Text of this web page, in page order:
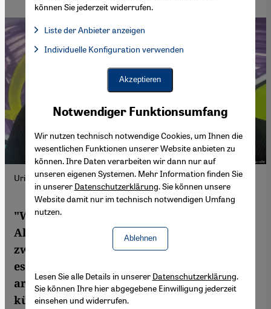
Uriya Rosenman und Sameh Zakout sind "Dugri".
"Wir haben genug von Hass und Gewalt":
Als im Mai letzten Jahres die Situation
zwischen der Hamas und Israel wieder
eskalierte, suchten ein jüdischer und ein
arabischer Israeli nach einer
künstlerischen und aufrüttelnden Antwort.
Notwendiger Funktionsumfang
Wir nutzen technisch notwendige Cookies, um Ihnen die
wesentlichen Funktionen unserer Website anbieten zu
können. Ihre Daten verarbeiten wir dann nur auf
unseren eigenen Systemen. Mehr Information finden Sie
in unserer Datenschutzerklärung. Sie können unsere
Website damit nur im technisch notwendigen Umfang
nutzen.
Ablehnen
können Sie jederzeit widerrufen.
Liste der Anbieter anzeigen
Facebook Embed / Facebook Connect, Google Maps Embed,
Facebook Embed / Facebook Connect
Google Maps Embed
Individuelle Konfiguration verwenden
Akzeptieren
Lesen Sie alle Details in unserer Datenschutzerklärung.
Sie können Ihre hier abgegebene Einwilligung jederzeit
einsehen und widerrufen.